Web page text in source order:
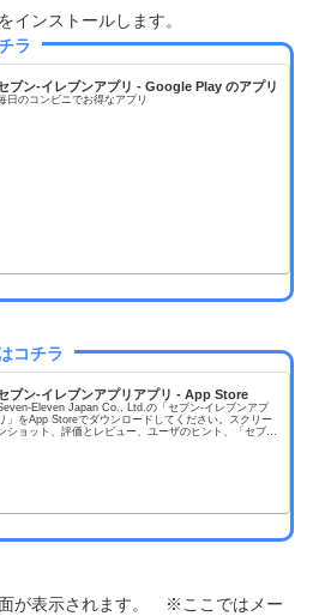
インストールします。
ラ
ブン-イレブンアプリ - Google Play のアプリ
日のコンビニでお得なアプリ
コチラ
ブン‐イレブンアプリアプリ - App Store
Eleven Japan Co., Ltd.の「セブン‐イレブンアプ
リ」をApp Storeでダウンロードしてください。スクリー
ショット、評価とレビュー、ユーザのヒント、「セブ
が表示されます。 ※ここではメー